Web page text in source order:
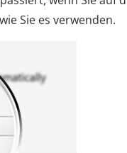
Sie es verwenden.